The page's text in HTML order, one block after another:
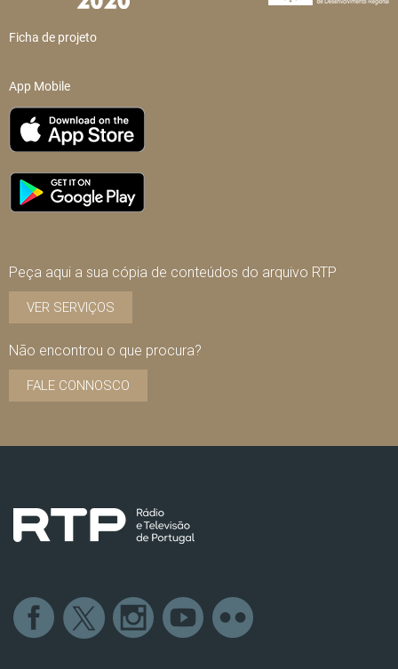
Ficha de projeto
App Mobile
Peça aqui a sua cópia de conteúdos do arquivo RTP
VER SERVIÇOS
Não encontrou o que procura?
FALE CONNOSCO